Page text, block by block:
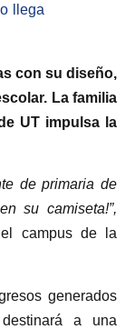
llega
con su diseño,
La familia
UT impulsa la
de primaria de
su camiseta!”,
campus de la
generados
a una